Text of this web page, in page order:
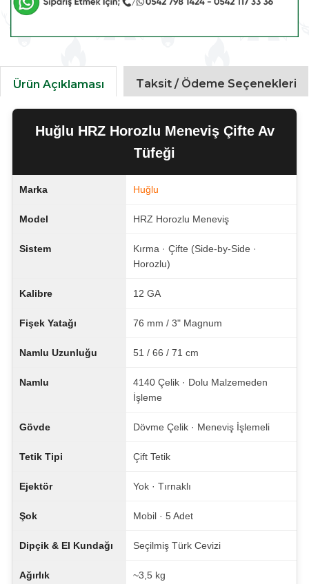
Ürün Açıklaması Taksit / Ödeme Seçenekleri
Huğlu HRZ Horozlu Meneviş Çifte Av
Tüfeği
Marka Huğlu
Model HRZ Horozlu Meneviş
Sistem
Kırma · Çifte (Side-by-Side ·
Horozlu)
Kalibre 12 GA
Fişek Yatağı 76 mm / 3" Magnum
Namlu Uzunluğu 51 / 66 / 71 cm
Namlu
4140 Çelik · Dolu Malzemeden
İşleme
Gövde Dövme Çelik · Meneviş İşlemeli
Tetik Tipi Çift Tetik
Ejektör Yok · Tırnaklı
Şok Mobil · 5 Adet
Dipçik & El Kundağı Seçilmiş Türk Cevizi
Ağırlık ~3,5 kg